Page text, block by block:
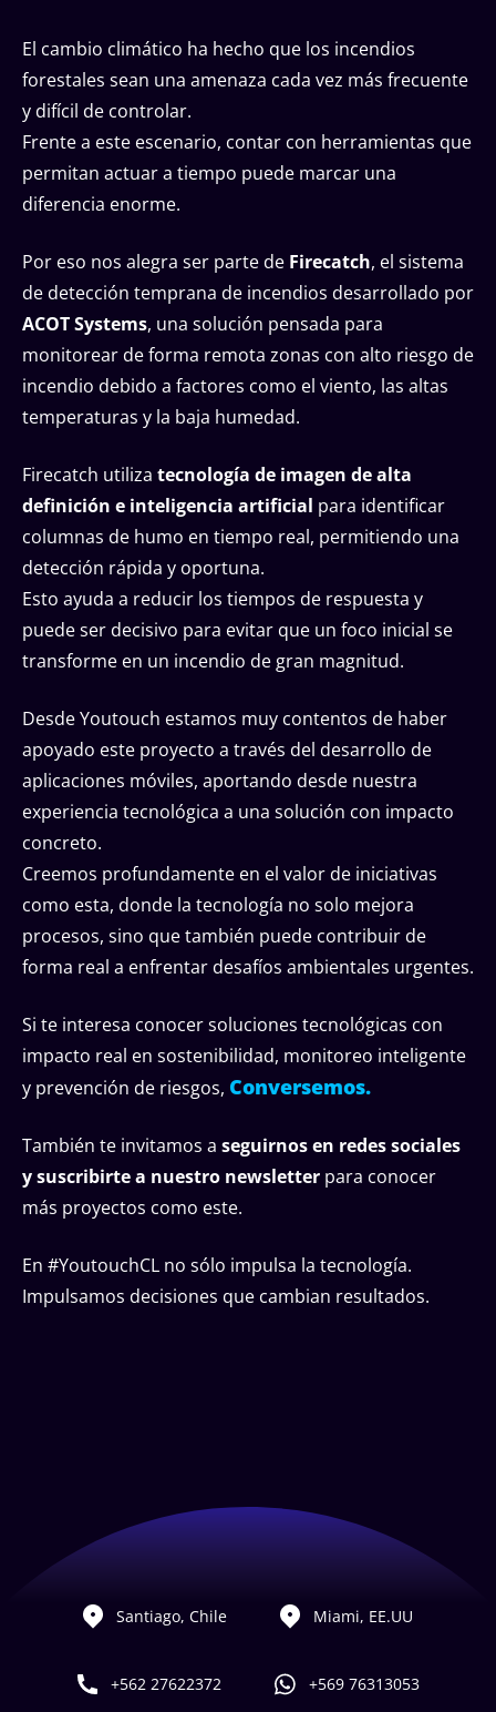
El cambio climático ha hecho que los incendios
forestales sean una amenaza cada vez más frecuente
y difícil de controlar.
Frente a este escenario, contar con herramientas que
permitan actuar a tiempo puede marcar una
diferencia enorme.
Por eso nos alegra ser parte de Firecatch, el sistema
de detección temprana de incendios desarrollado por
ACOT Systems, una solución pensada para
monitorear de forma remota zonas con alto riesgo de
incendio debido a factores como el viento, las altas
temperaturas y la baja humedad.
Firecatch utiliza tecnología de imagen de alta
definición e inteligencia artificial para identificar
columnas de humo en tiempo real, permitiendo una
detección rápida y oportuna.
Esto ayuda a reducir los tiempos de respuesta y
puede ser decisivo para evitar que un foco inicial se
transforme en un incendio de gran magnitud.
Desde Youtouch estamos muy contentos de haber
apoyado este proyecto a través del desarrollo de
aplicaciones móviles, aportando desde nuestra
experiencia tecnológica a una solución con impacto
concreto.
Creemos profundamente en el valor de iniciativas
como esta, donde la tecnología no solo mejora
procesos, sino que también puede contribuir de
forma real a enfrentar desafíos ambientales urgentes.
Si te interesa conocer soluciones tecnológicas con
impacto real en sostenibilidad, monitoreo inteligente
y prevención de riesgos, Conversemos.
También te invitamos a seguirnos en redes sociales
y suscribirte a nuestro newsletter para conocer
más proyectos como este.
En #YoutouchCL no sólo impulsa la tecnología.
Impulsamos decisiones que cambian resultados.
Santiago, Chile Miami, EE.UU
+562 27622372 +569 76313053